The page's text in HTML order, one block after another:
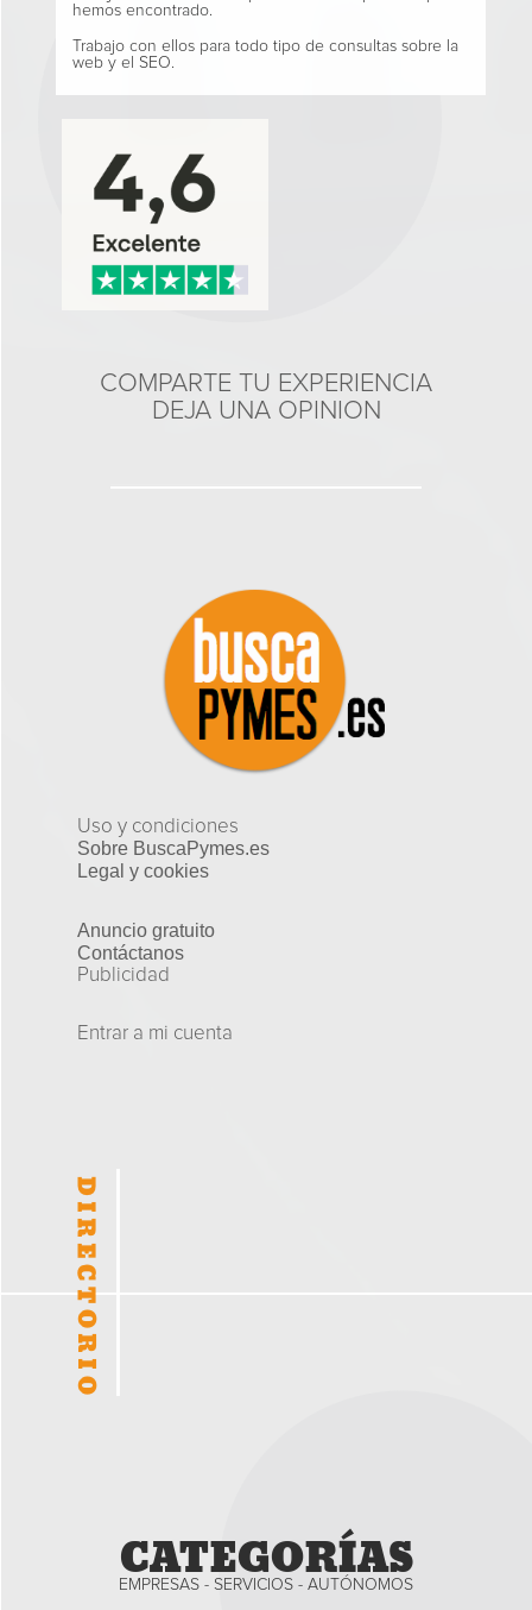
hemos encontrado.
Trabajo con ellos para todo tipo de consultas sobre la
web y el SEO.
COMPARTE TU EXPERIENCIA
DEJA UNA OPINION
Uso y condiciones
Sobre BuscaPymes.es
Legal y cookies
Anuncio gratuito
Contáctanos
Publicidad
Entrar a mi cuenta
CATEGORÍAS
EMPRESAS - SERVICIOS - AUTÓNOMOS